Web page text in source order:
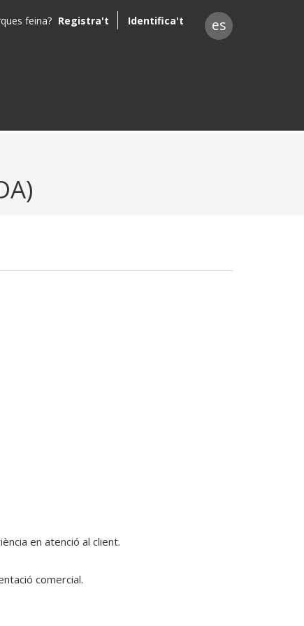
feina? Registra't Identifica't es
en atenció al client.
comercial.